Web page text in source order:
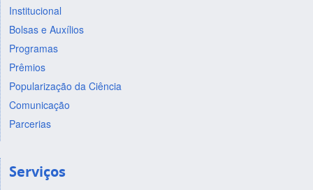
Institucional
Bolsas e Auxílios
Programas
Prêmios
Popularização da Ciência
Comunicação
Parcerias
Serviços